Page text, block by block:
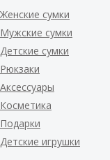
Женские сумки
Мужские сумки
Детские сумки
Рюкзаки
Аксессуары
Косметика
Подарки
Детские игрушки